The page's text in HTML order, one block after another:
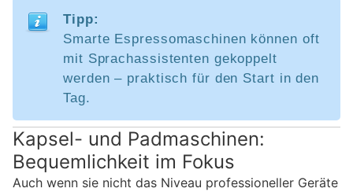
Tipp:
Smarte Espressomaschinen können oft
mit Sprachassistenten gekoppelt
werden – praktisch für den Start in den
Tag.
Kapsel- und Padmaschinen:
Bequemlichkeit im Fokus
Auch wenn sie nicht das Niveau professioneller Geräte